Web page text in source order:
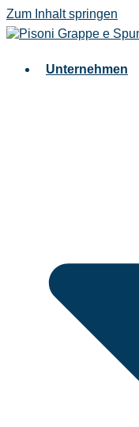
Zum Inhalt springen
Unternehmen